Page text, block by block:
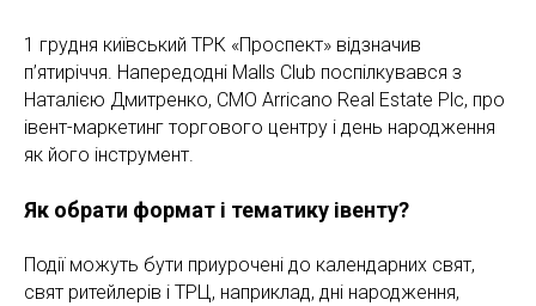
1 грудня київський ТРК «Проспект» відзначив
п’ятиріччя. Напередодні Malls Club поспілкувався з
Наталією Дмитренко, СМО Arricano Real Estate Plc, про
івент-маркетинг торгового центру і день народження
як його інструмент.
Як обрати формат і тематику івенту?
Події можуть бути приурочені до календарних свят,
свят ритейлерів і ТРЦ, наприклад, дні народження,